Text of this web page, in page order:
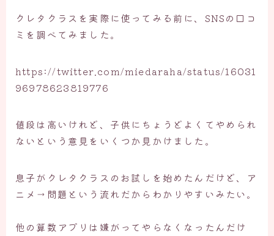
クレタクラスを実際に使ってみる前に、SNSの口コ
ミを調べてみました。
https://twitter.com/miedaraha/status/16031
96978623819776
値段は高いけれど、子供にちょうどよくてやめられ
ないという意見をいくつか見かけました。
息子がクレタクラスのお試しを始めたんだけど、ア
ニメ→問題という流れだからわかりやすいみたい。
他の算数アプリは嫌がってやらなくなったんだけ